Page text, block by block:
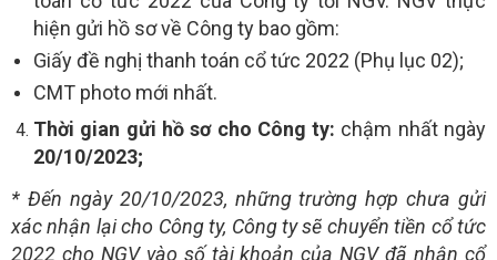
hiện gửi hồ sơ về Công ty bao gồm:
Giấy đề nghị thanh toán cổ tức 2022 (Phụ lục 02);
CMT photo mới nhất.
Thời gian gửi hồ sơ cho Công ty: chậm nhất ngày
20/10/2023;
* Đến ngày 20/10/2023, những trường hợp chưa gửi
xác nhận lại cho Công ty, Công ty sẽ chuyển tiền cổ tức
2022 cho NGV vào số tài khoản của NGV đã nhận cổ